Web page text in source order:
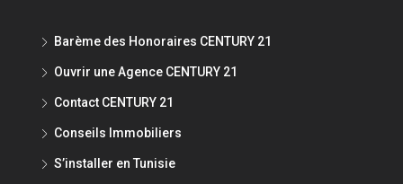
Barème des Honoraires CENTURY 21
Ouvrir une Agence CENTURY 21
Contact CENTURY 21
Conseils Immobiliers
S’installer en Tunisie